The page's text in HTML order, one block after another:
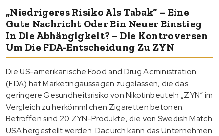
„Niedrigeres Risiko Als Tabak“ – Eine
Gute Nachricht Oder Ein Neuer Einstieg
In Die Abhängigkeit? – Die Kontroversen
Um Die FDA-Entscheidung Zu ZYN
Die US-amerikanische Food and Drug Administration
(FDA) hat Marketingaussagen zugelassen, die das
geringere Gesundheitsrisiko von Nikotinbeuteln „ZYN“ im
Vergleich zu herkömmlichen Zigaretten betonen.
Betroffen sind 20 ZYN-Produkte, die von Swedish Match
USA hergestellt werden. Dadurch kann das Unternehmen